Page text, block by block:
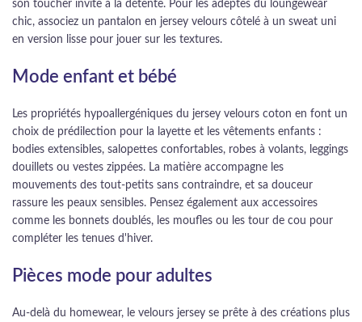
son toucher invite à la détente. Pour les adeptes du loungewear
chic, associez un pantalon en jersey velours côtelé à un sweat uni
en version lisse pour jouer sur les textures.
Mode enfant et bébé
Les propriétés hypoallergéniques du jersey velours coton en font un
choix de prédilection pour la layette et les vêtements enfants :
bodies extensibles, salopettes confortables, robes à volants, leggings
douillets ou vestes zippées. La matière accompagne les
mouvements des tout-petits sans contraindre, et sa douceur
rassure les peaux sensibles. Pensez également aux accessoires
comme les bonnets doublés, les moufles ou les tour de cou pour
compléter les tenues d'hiver.
Pièces mode pour adultes
Au-delà du homewear, le velours jersey se prête à des créations plus